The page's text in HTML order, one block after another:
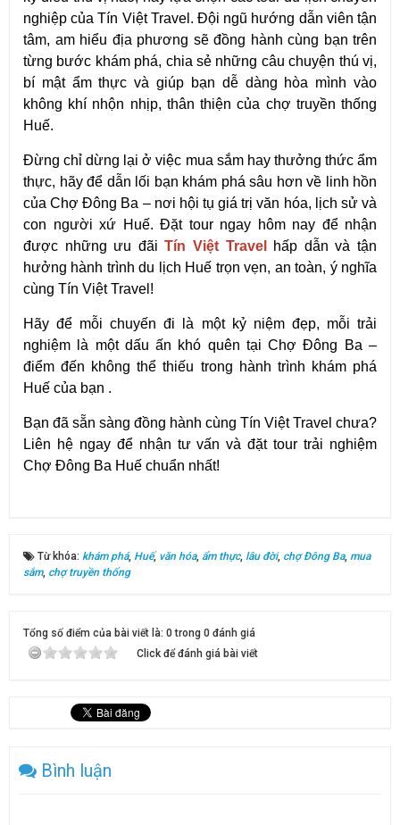
nghiệp của Tín Việt Travel. Đội ngũ hướng dẫn viên tận
tâm, am hiểu địa phương sẽ đồng hành cùng bạn trên
từng bước khám phá, chia sẻ những câu chuyện thú vị,
bí mật ẩm thực và giúp bạn dễ dàng hòa mình vào
không khí nhộn nhịp, thân thiện của chợ truyền thống
Huế.
Đừng chỉ dừng lại ở việc mua sắm hay thưởng thức ẩm
thực, hãy để dẫn lối bạn khám phá sâu hơn về linh hồn
của Chợ Đông Ba – nơi hội tụ giá trị văn hóa, lịch sử và
con người xứ Huế. Đặt tour ngay hôm nay để nhận
được những ưu đãi Tín Việt Travel
hấp dẫn và tận
hưởng hành trình du lịch Huế trọn vẹn, an toàn, ý nghĩa
cùng Tín Việt Travel!
Hãy để mỗi chuyến đi là một kỷ niệm đẹp, mỗi trải
nghiệm là một dấu ấn khó quên tại Chợ Đông Ba –
điểm đến không thể thiếu trong hành trình khám phá
Huế của bạn .
Bạn đã sẵn sàng đồng hành cùng Tín Việt Travel chưa?
Liên hệ ngay để nhận tư vấn và đặt tour trải nghiệm
Chợ Đông Ba Huế chuẩn nhất!
Từ khóa: khám phá, Huế, văn hóa, ẩm thực, lâu đời, chợ Đông Ba, mua
sắm, chợ truyền thống
Tổng số điểm của bài viết là: 0 trong 0 đánh giá
Click để đánh giá bài viết
Bình luận